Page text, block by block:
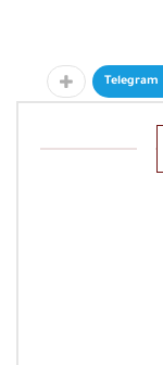
Telegram